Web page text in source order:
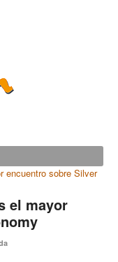
encuentro sobre Silver
el mayor